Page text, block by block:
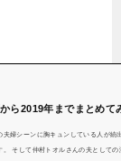
ら2019年までまとめて
婦シーンに胸キュンしている人が続
そして仲村トオルさんの夫として